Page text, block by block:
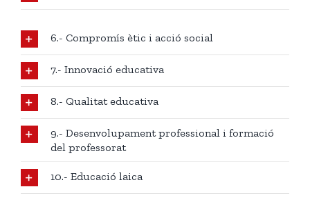
6.- Compromís ètic i acció social
7.- Innovació educativa
8.- Qualitat educativa
9.- Desenvolupament professional i formació
del professorat
10.- Educació laica